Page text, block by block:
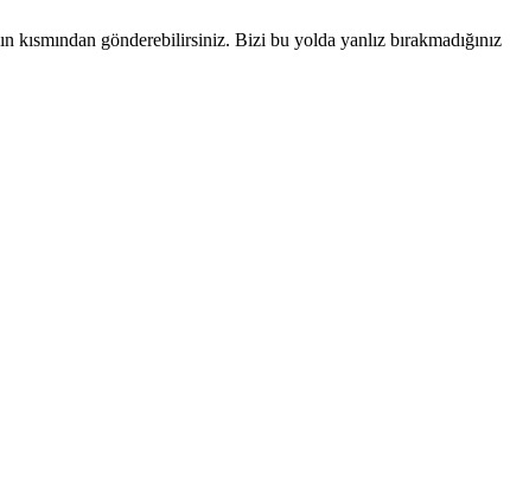
gönderebilirsiniz. Bizi bu yolda yanlız bırakmadığınız